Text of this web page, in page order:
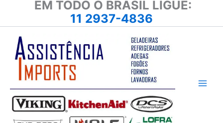
EM TODO O BRASIL LIGUE:
11 2937-4836